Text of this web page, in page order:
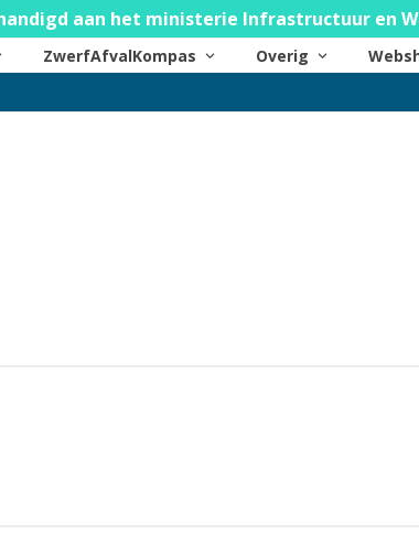
aan het ministerie Infrastructuur en
ZwerfAfvalKompas Overig